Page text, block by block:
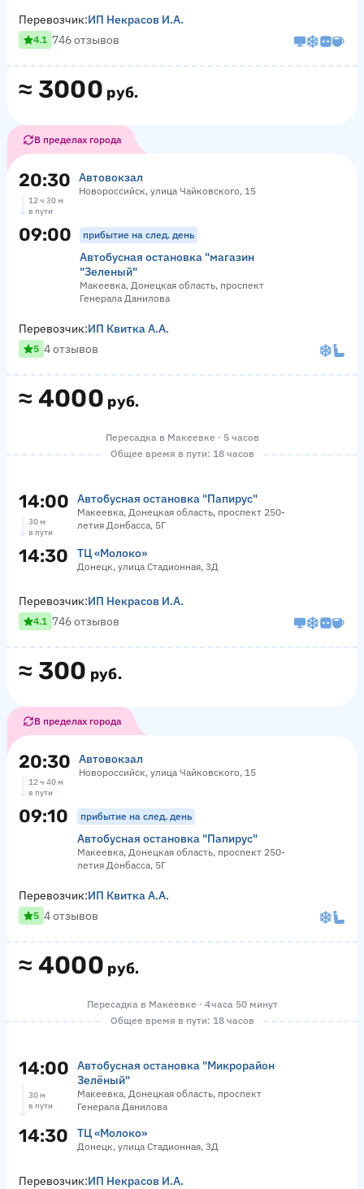
≈ 3000 руб.
Перевозчик:ИП Некрасов И.А.
4.1 746 отзывов
В пределах города
20:30 Автовокзал
Новороссийск, улица Чайковского, 15
12 ч 30 м
в пути
09:00 прибытие на след. день
Автобусная остановка "магазин
"Зеленый"
Макеевка, Донецкая область, проспект
Генерала Данилова
≈ 4000 руб.
Перевозчик:ИП Квитка А.А.
5 4 отзывов
Пересадка в Макеевке · 5 часов
Общее время в пути: 18 часов
14:00 Автобусная остановка "Папирус"
Макеевка, Донецкая область, проспект 250-
летия Донбасса, 5Г
30 м
в пути
14:30 ТЦ «Молоко»
Донецк, улица Стадионная, 3Д
≈ 300 руб.
Перевозчик:ИП Некрасов И.А.
4.1 746 отзывов
В пределах города
20:30 Автовокзал
Новороссийск, улица Чайковского, 15
12 ч 40 м
в пути
09:10 прибытие на след. день
Автобусная остановка "Папирус"
Макеевка, Донецкая область, проспект 250-
летия Донбасса, 5Г
≈ 4000 руб.
Перевозчик:ИП Квитка А.А.
5 4 отзывов
Пересадка в Макеевке · 4 часа 50 минут
Общее время в пути: 18 часов
14:00
Автобусная остановка "Микрорайон
Зелёный"
Макеевка, Донецкая область, проспект
Генерала Данилова
30 м
в пути
14:30 ТЦ «Молоко»
Донецк, улица Стадионная, 3Д
Перевозчик:ИП Некрасов И.А.